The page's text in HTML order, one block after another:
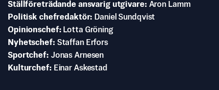
Ställföreträdande ansvarig utgivare Aron Lamm
Politisk chefredaktör
Daniel Sundqvist
Opinionschef
Lotta Gröning
Nyhetschef Staffan Erfors
Sportchef Jonas Arnesen
Kulturchef
Einar Askestad